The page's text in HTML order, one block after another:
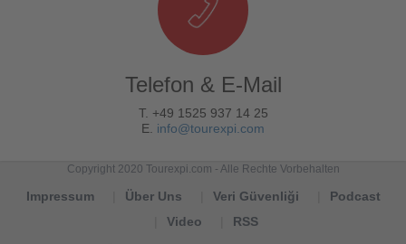
Telefon & E-Mail
T. +49 1525 937 14 25
E. info@tourexpi.com
Copyright 2020 Tourexpi.com - Alle Rechte Vorbehalten
Impressum Über Uns Veri Güvenliği
Podcast
Video
RSS